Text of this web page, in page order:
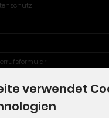
verwendet